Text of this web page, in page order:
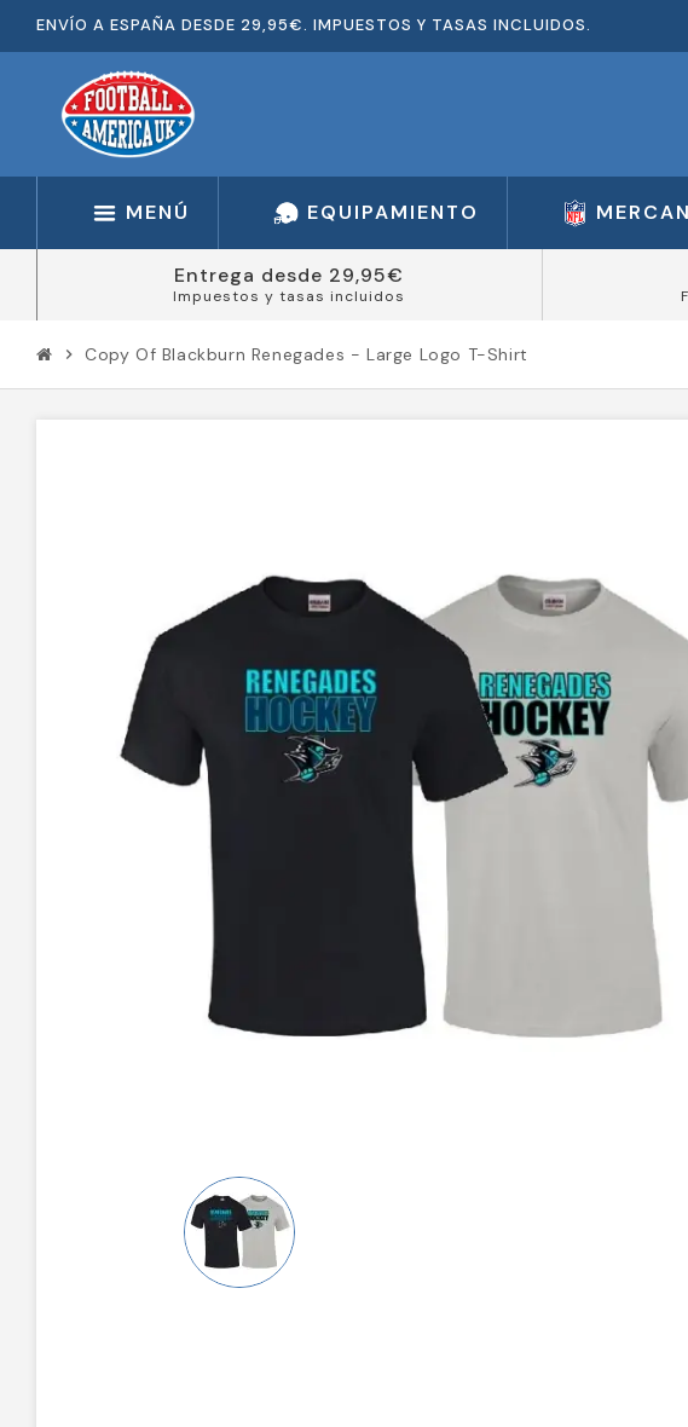
ENVÍO A ESPAÑA DESDE 29,95€. IMPUESTOS Y TASAS INCLUIDOS.
MENÚ EQUIPAMIENTO
Entrega desde 29,95€
Impuestos y tasas incluidos
chevron_right Copy Of Blackburn Renegades - Large Logo T-Shirt